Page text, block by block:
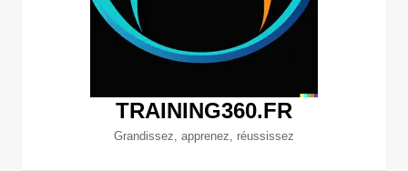
TRAINING360.FR
Grandissez, apprenez, réussissez